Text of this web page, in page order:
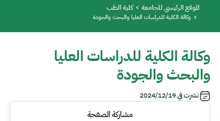
مسار التنقل
الموقع الرئيسي للجامعة كلية الطب
وكالة الكلية للدراسات العليا والبحث والجودة
وكالة الكلية للدراسات العليا
والبحث والجودة
نشرت في2024/12/19
مشاركة الصفحة